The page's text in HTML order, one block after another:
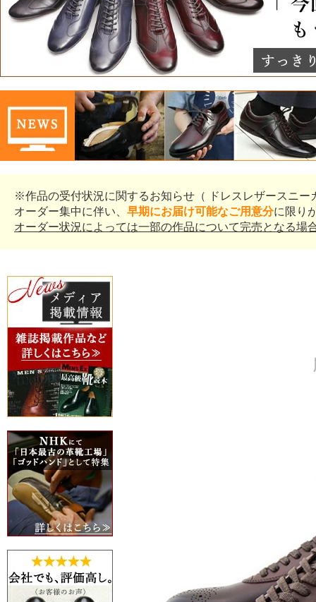
※作品の受付状況に関するお知らせ（ ドレスレザースニー
オーダー集中に伴い、 早期にお届け可能なご用意分に限り
オーダー状況によっては一部の作品について完売となる場